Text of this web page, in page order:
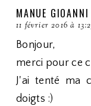
MANUE GIOANNI
11 février 2016 à
Bonjour,
merci pour ce
J'ai tenté ma
doigts :)